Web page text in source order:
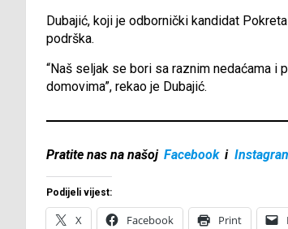
Dubajić, koji je odbornički kandidat
podrška.
“Naš seljak se bori sa raznim nedaćama i
domovima”, rekao je Dubajić.
Pratite nas na našoj Facebook i
Podijeli vijest:
X Facebook Print